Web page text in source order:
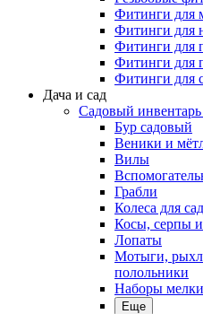
Фитинги для
Фитинги для
Фитинги для
Фитинги для
Фитинги для
Дача и сад
Садовый инвентарь
Бур садовый
Веники и
Вилы
Грабли
Колеса для
Косы, серпы
Лопаты
Мотыги,
полольники
Наборы
Еще